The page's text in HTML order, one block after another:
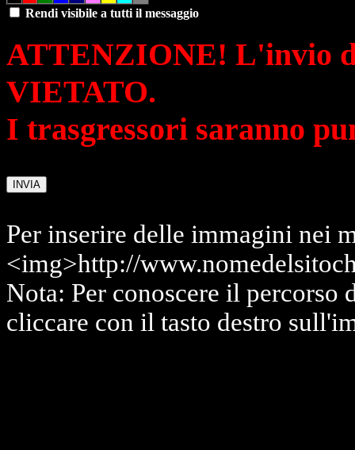
Rendi visibile a tutti il messaggio
ATTENZIONE! L'invio
VIETATO.
I trasgressori saranno
Per inserire delle immagini nei
<img>http://
Nota: Per conoscere il percorso
cliccare con il tasto destro